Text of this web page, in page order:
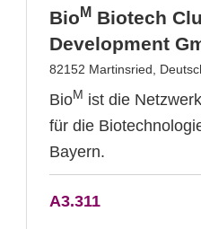
Bio M Biotech
Development
82152 Martinsried,
BioM ist die
für die
Bayern.
A3.311